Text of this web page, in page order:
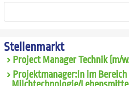
Stellenmarkt
Project Manager Technik (m/
Projektmanager:in im Bereich